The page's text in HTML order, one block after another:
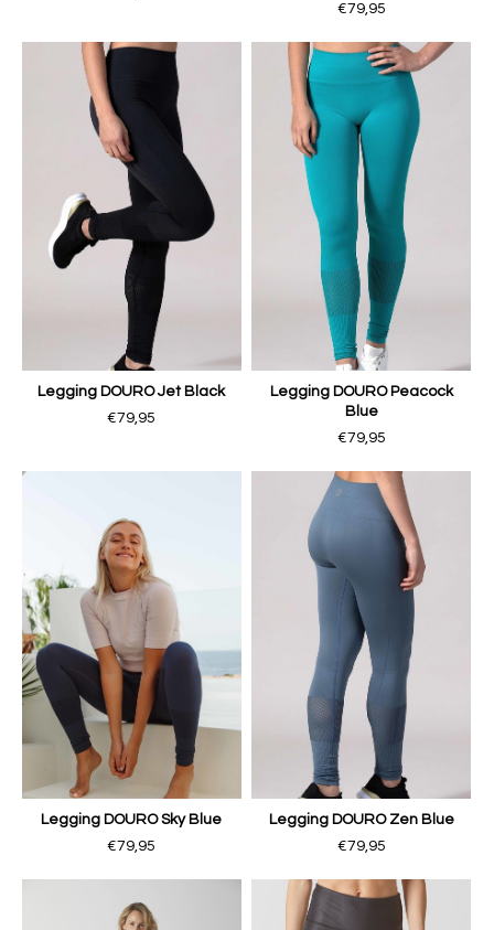
€79,95
Legging DOURO Jet Black
€79,95
Legging DOURO Peacock
Blue
€79,95
Legging DOURO Sky Blue
€79,95
Legging DOURO Zen Blue
€79,95